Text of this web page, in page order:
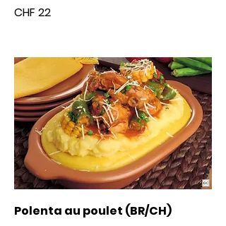
CHF 22
Polenta au poulet (BR/CH)